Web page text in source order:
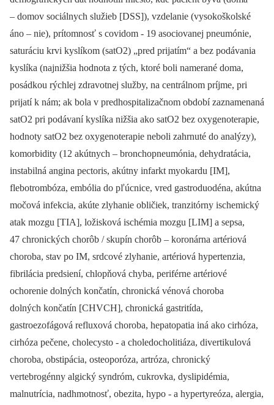
–⁠ domov sociálnych služieb [DSS]), vzdelanie (vysokoškolské
áno –⁠ nie), prítomnosť s covidom -⁠ 19 asociovanej pneumónie,
saturáciu krvi kyslíkom (satO2) „pred prijatím“ a bez podávania
kyslíka (najnižšia hodnota z tých, ktoré boli namerané doma,
posádkou rýchlej zdravotnej služby, na centrálnom príjme, pri
prijatí k nám; ak bola v predhospitalizačnom období zaznamenaná
satO2 pri podávaní kyslíka nižšia ako satO2 bez oxygenoterapie,
hodnoty satO2 bez oxygenoterapie neboli zahrnuté do analýzy),
komorbidity (12 akútnych –⁠ bronchopneumónia, dehydratácia,
instabilná angina pectoris, akútny infarkt myokardu [IM],
flebotrombóza, embólia do pľúcnice, vred gastroduodéna, akútna
močová infekcia, akúte zlyhanie obličiek, tranzitórny ischemický
atak mozgu [TIA], ložisková ischémia mozgu [LIM] a sepsa,
47 chronických chorôb / skupín chorôb –⁠ koronárna artériová
choroba, stav po IM, srdcové zlyhanie, artériová hypertenzia,
fibrilácia predsiení, chlopňová chyba, periférne artériové
ochorenie dolných končatín, chronická vénová choroba
dolných končatín [CHVCH], chronická gastritída,
gastroezofágová refluxová choroba, hepatopatia iná ako cirhóza,
cirhóza pečene, cholecysto -⁠ a choledocholitiáza, divertikulová
choroba, obstipácia, osteoporóza, artróza, chronický
vertebrogénny algický syndróm, cukrovka, dyslipidémia,
malnutrícia, nadhmotnosť, obezita, hypo -⁠ a hypertyreóza, alergia,